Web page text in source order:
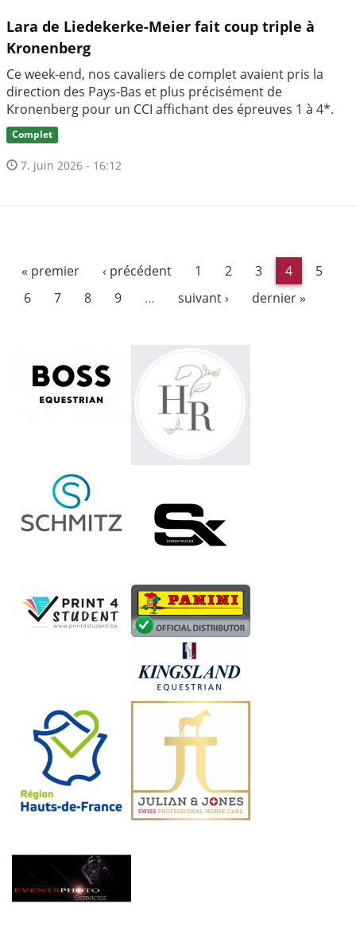
Lara de Liedekerke-Meier fait coup triple à
Kronenberg
Ce week-end, nos cavaliers de complet avaient pris la
direction des Pays-Bas et plus précisément de
Kronenberg pour un CCI affichant des épreuves 1 à 4*.
Complet
7. juin 2026 - 16:12
« premier ‹ précédent 1 2 3 4
5
6
7 8 9 … suivant › dernier »